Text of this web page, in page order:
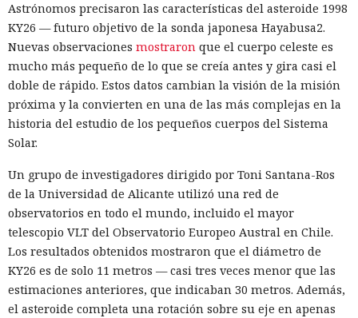
Astrónomos precisaron las características del asteroide 1998
KY26 — futuro objetivo de la sonda japonesa Hayabusa2.
Nuevas observaciones mostraron que el cuerpo celeste es
mucho más pequeño de lo que se creía antes y gira casi el
doble de rápido. Estos datos cambian la visión de la misión
próxima y la convierten en una de las más complejas en la
historia del estudio de los pequeños cuerpos del Sistema
Solar.
Un grupo de investigadores dirigido por Toni Santana-Ros
de la Universidad de Alicante utilizó una red de
observatorios en todo el mundo, incluido el mayor
telescopio VLT del Observatorio Europeo Austral en Chile.
Los resultados obtenidos mostraron que el diámetro de
KY26 es de solo 11 metros — casi tres veces menor que las
estimaciones anteriores, que indicaban 30 metros. Además,
el asteroide completa una rotación sobre su eje en apenas